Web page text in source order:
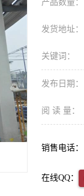
产品数量：
发货地址：
关键词：
发布日期：
阅 读 量：
销售电话：
在线QQ：